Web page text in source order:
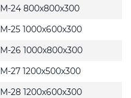
24 800x800x300
25 1000x600x300
26 1000x800x300
27 1200x500x300
28 1200x600x300